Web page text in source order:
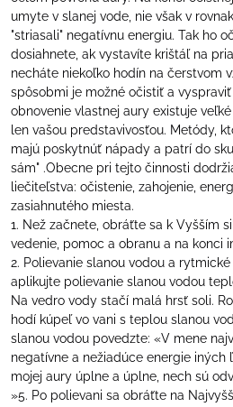
umyte v slanej vode, nie však v
"striasali" negatívnu energiu. Tak ho
dosiahnete, ak vystavíte krištáľ na
necháte niekoľko hodín na čerstvom
spôsobmi je možné očistiť a
obnovenie vlastnej aury existuje
len vašou predstavivosťou. Metódy,
majú poskytnúť nápady a patrí do
sám" .Obecne pri tejto činnosti
liečiteľstva: očistenie, zahojenie,
zasiahnutého miesta.
1. Než začnete, obráťte sa k Vyšším
vedenie, pomoc a obranu a na konci
2. Polievanie slanou vodou a
aplikujte polievanie slanou vodou
Na vedro vody stačí malá hrsť soli.
hodí kúpeľ vo vani s teplou slanou
slanou vodou povedzte: «V mene
negatívne a nežiadúce energie
mojej aury úplne a úplne, nech sú
»5. Po polievani sa obráťte na